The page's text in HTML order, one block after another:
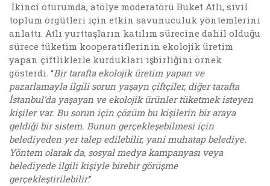
İkinci oturumda, atölye moderatörü Buket Atlı, sivil
toplum örgütleri için etkin savunuculuk yöntemlerini
anlattı. Atlı yurttaşların katılım sürecine dahil olduğu
sürece tüketim kooperatiflerinin ekolojik üretim
yapan çiftliklerle kurdukları işbirliğini örnek
gösterdi. “Bir tarafta ekolojik üretim yapan ve
pazarlamayla ilgili sorun yaşayn çiftçiler, diğer tarafta
İstanbul’da yaşayan ve ekolojik ürünler tüketmek isteyen
kişiler var. Bu sorun için çözüm bu kişilerin bir araya
geldiği bir sistem. Bunun gerçekleşebilmesi için
belediyeden yer talep edilebilir, yani muhatap belediye.
Yöntem olarak da, sosyal medya kampanyası veya
belediyede ilgili kişiyle birebir görüşme
gerçekleştirilebilir.”